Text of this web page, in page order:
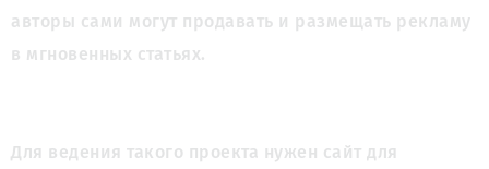
авторы сами могут продавать и размещать рекламу
в мгновенных статьях.
Для ведения такого проекта нужен сайт для